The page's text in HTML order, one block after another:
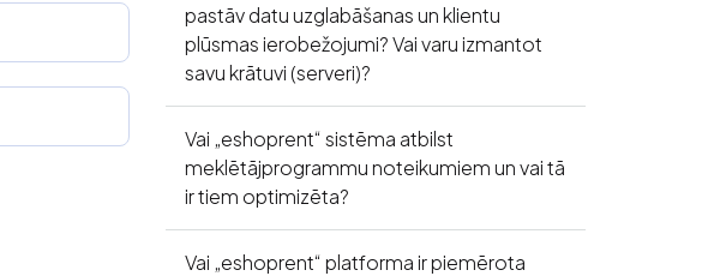
pastāv datu uzglabāšanas un klientu
plūsmas ierobežojumi? Vai varu izmantot
savu krātuvi (serveri)?
Vai „eshoprent“ sistēma atbilst
meklētājprogrammu noteikumiem un vai tā
ir tiem optimizēta?
Vai „eshoprent“ platforma ir piemērota